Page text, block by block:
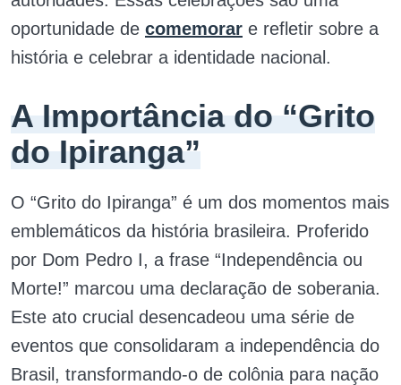
oportunidade de comemorar e refletir sobre a
história e celebrar a identidade nacional.
A Importância do “Grito
do Ipiranga”
O “Grito do Ipiranga” é um dos momentos mais
emblemáticos da história brasileira. Proferido
por Dom Pedro I, a frase “Independência ou
Morte!” marcou uma declaração de soberania.
Este ato crucial desencadeou uma série de
eventos que consolidaram a independência do
Brasil, transformando-o de colônia para nação